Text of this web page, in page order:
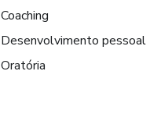
Coaching
Desenvolvimento pessoal
Oratória